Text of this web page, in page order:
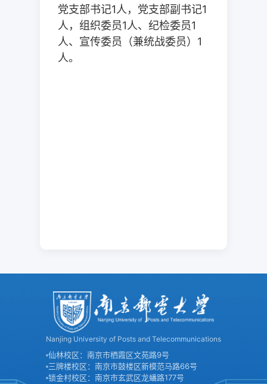
党支部书记1人，党支部副书记1
人，组织委员1人、纪检委员1
人、宣传委员（兼统战委员）1
人。
Nanjing University of Posts and Telecommunications
仙林校区：南京市栖霞区文苑路9号
三牌楼校区：南京市鼓楼区新模范马路66号
锁金村校区：南京市玄武区龙蟠路177号